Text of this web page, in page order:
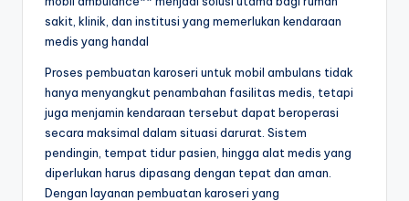
sakit, klinik, dan institusi yang memerlukan kendaraan
medis yang handal
Proses pembuatan karoseri untuk mobil ambulans tidak
hanya menyangkut penambahan fasilitas medis, tetapi
juga menjamin kendaraan tersebut dapat beroperasi
secara maksimal dalam situasi darurat. Sistem
pendingin, tempat tidur pasien, hingga alat medis yang
diperlukan harus dipasang dengan tepat dan aman.
Dengan layanan pembuatan karoseri yang